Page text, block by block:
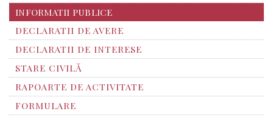
INFORMATII PUBLICE
DECLARATII DE AVERE
DECLARATII DE INTERESE
STARE CIVILĂ
RAPOARTE DE ACTIVITATE
FORMULARE